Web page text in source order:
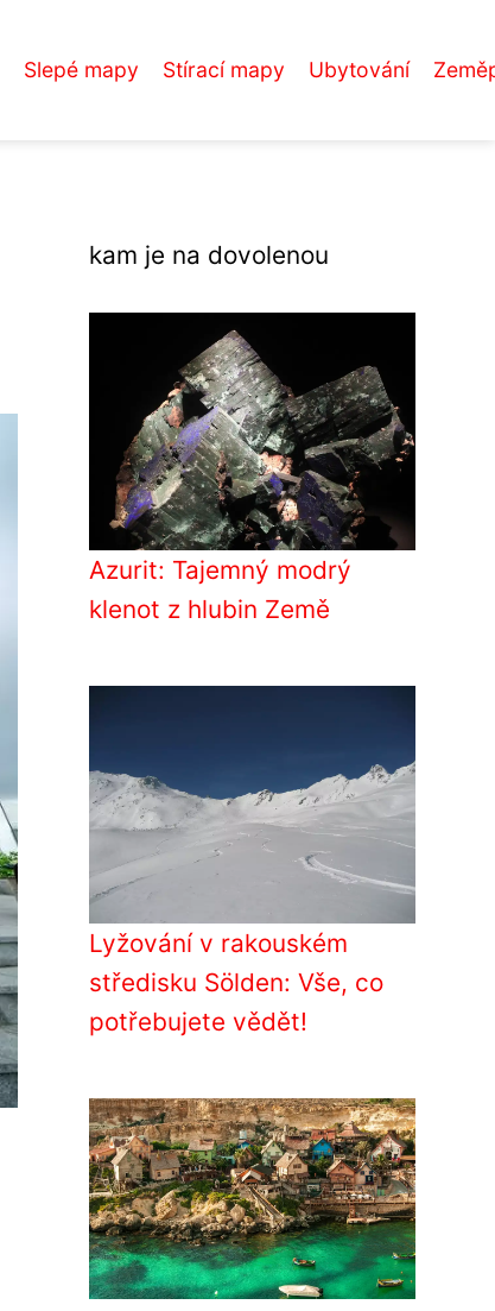
Slepé mapy Stírací mapy Ubytování
kam je na dovolenou
Azurit: Tajemný modrý
klenot z hlubin Země
Lyžování v rakouském
středisku Sölden: Vše, co
potřebujete vědět!